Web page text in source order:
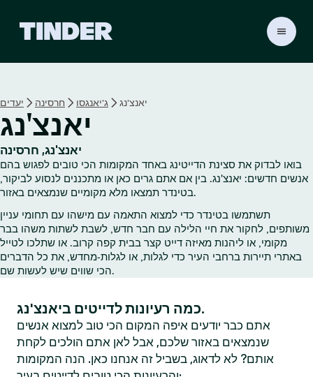
ת
י
נ
ד
יעדים חרסינה ג'יאנגסו יאנצ'נג
יאנצ'נג
יאנצ'נג, חרסינה
בואו לבדוק את סצינת הדייטינג באחד המקומות הכי טובים לפגוש בהם
אנשים חדשים: יאנצ'נג. בין אם אתם גרים כאן או מתכננים לנסוע לביקור,
בטינדר תמצאו מלא מקומיים שנמצאים באזור.
תשתמשו בטינדר כדי למצוא התאמה עם מישהו עם תחומי עניין
משותפים, לחקור את חיי הלילה עם חבר חדש, לשבת לשתות משהו בבר
מקומי, או ליהנות מאיזה דייט קצר בבית קפה קרוב. או שתלכו לטייל
באתרי תיירות ברחבי העיר כדי לגלות, או לגלות‑מחדש, את כל הדברים
הכי שווים שיש לעשות שם.
כמה רעיונות לדייטים ביאנצ'נג.
אתם כבר יודעים איפה המקום הכי טוב למצוא אנשים
שנמצאים באזור שלכם, אבל לאן אתם הולכים לקחת
אותם? לא לדאוג, בשביל זה אנחנו כאן. הנה המקומות